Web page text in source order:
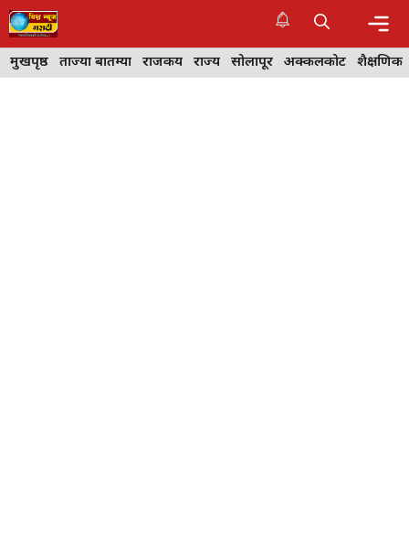
Skip
to
content
मुखपृष्ठ ताज्या बातम्या राजकीय राज्य सोलापूर अक्कलकोट शैक्षणिक